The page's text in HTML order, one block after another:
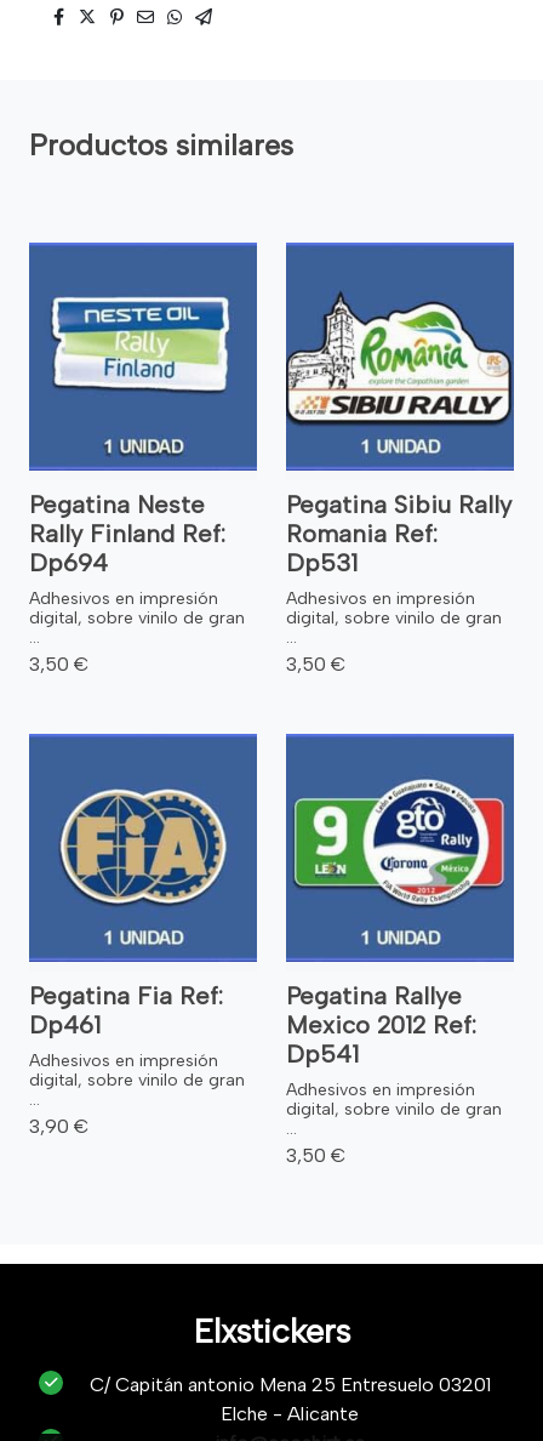
Productos similares
Pegatina Neste
Rally Finland Ref:
Dp694
Adhesivos en impresión
digital, sobre vinilo de gran
...
3,50 €
Pegatina Sibiu Rally
Romania Ref:
Dp531
Adhesivos en impresión
digital, sobre vinilo de gran
...
3,50 €
Pegatina Fia Ref:
Dp461
Adhesivos en impresión
digital, sobre vinilo de gran
...
3,90 €
Pegatina Rallye
Mexico 2012 Ref:
Dp541
Adhesivos en impresión
digital, sobre vinilo de gran
...
3,50 €
Elxstickers
C/ Capitán antonio Mena 25 Entresuelo 03201
Elche - Alicante